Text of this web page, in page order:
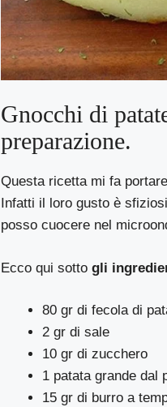
Gnocchi di
preparazione.
Questa ricetta mi fa
Infatti il loro gusto è
posso cuocere nel
Ecco qui sottogli
80 gr di fecola di
2 gr di sale
10 gr di zucchero
1 patata grande dal
15 gr di burro a